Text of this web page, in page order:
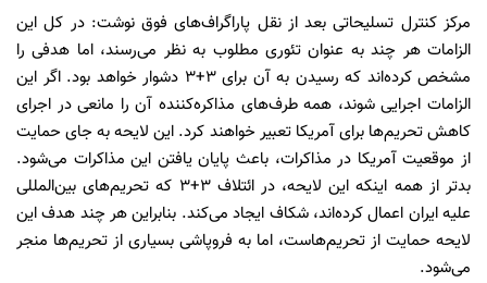
مرکز کنترل تسلیحاتی بعد از نقل پاراگراف‌های فوق نوشت: در کل این
الزامات هر چند به عنوان تئوری مطلوب به نظر می‌رسند، اما هدفی را
مشخص کرده‌اند که رسیدن به آن برای 3+3 دشوار خواهد بود. اگر این
الزامات اجرایی شوند، همه طرف‌های مذاکره‌کننده آن را مانعی در اجرای
کاهش تحریم‌ها برای آمریکا تعبیر خواهند کرد. این لایحه به جای حمایت
از موقعیت آمریکا در مذاکرات، باعث پایان یافتن این مذاکرات می‌شود.
بدتر از همه اینکه این لایحه، در ائتلاف 3+3 که تحریم‌های بین‌المللی
علیه ایران اعمال کرده‌اند، شکاف ایجاد می‌کند. بنابراین هر چند هدف این
لایحه حمایت از تحریم‌هاست، اما به فروپاشی بسیاری از تحریم‌ها منجر
می‌شود.